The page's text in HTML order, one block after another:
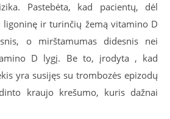
Pastebėta, kad pacientų, dėl
ir turinčių žemą vitamino D
o mirštamumas didesnis nei
D lygį. Be to, įrodyta , kad
yra susijęs su trombozės epizodų
kraujo krešumo, kuris dažnai